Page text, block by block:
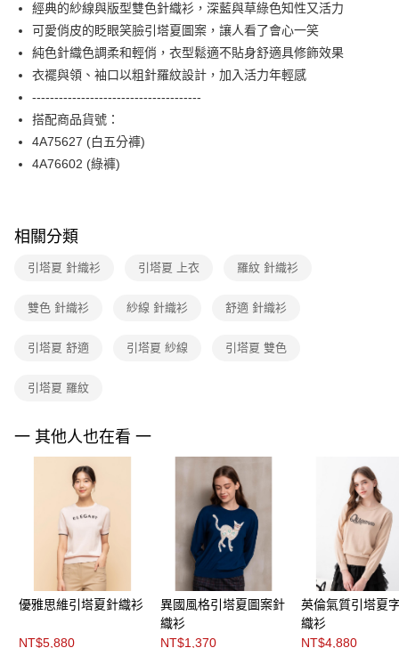
上海商業儲蓄銀行
台北富邦商業銀行
國泰世華商業銀行
兆豐國際商業銀行
臺灣中小企業銀行
台中商業銀行
匯豐（台灣）商業銀行
華泰商業銀行
聯邦商業銀行
遠東國際商業銀行
玉山商業銀行
台新國際商業銀行
台灣樂天信用卡公司
LINE Pay
Apple Pay
街口支付
【關於「AFTEE先享後付」】
AFTEE先享後付是「在收到商品之後才付款」的支付方式。 讓您購物簡單
３．安心：先確認商品／服務後，再付款。
【「AFTEE先享後付」結帳流程】
２．訂單成立數日內，您將收到繳費通知簡訊。
ATM／網路銀行／等多元方式進行付款，方視為交易完成。
後付繳納相關費用。
客戶支援中心」https://netprotections.freshdesk.com/support/home
【注意事項】
１．透過由恩沛科技股份有限公司提供之「AFTEE先享後付」服務完成之交
易，需依本服務之必要範圍內提供個人資料，並將交易相關給付款項請求債
權轉讓予恩沛科技股份有限公司。
２．關於個人資料處理事宜，請瀏覽以下網址：
https://aftee.tw/terms/#terms3
３．未成年的使用者請事先徵得法定代理人或監護人之同意方可使用
「AFTEE先享後付」，若未經同意申辦者引起之損失，本公司不負相關責
任。
４．使用「AFTEE先享後付」時，將依據個別帳號之用戶狀況，依本公司即
時審查核予不同之上限額度；若仍有額度不足之情形，本公司將視審查結果
ATM付款
全家取貨付款
每筆NT$90，滿NT$3,600(含以上)免運費
7-11取貨付款
每筆NT$90，滿NT$3,600(含以上)免運費
每筆NT$90，滿NT$3,600(含以上)免運費
離島宅配 (蘭嶼恕不配送)
每筆NT$200，滿NT$8,000(含以上)免運費
付款後門市自取
免運費
經典的紗線與版型雙色針織衫，深藍與草綠色知性又活力
可愛俏皮的眨眼笑臉引塔夏圖案，讓人看了會心一笑
純色針織色調柔和輕俏，衣型鬆適不貼身舒適具修飾效果
衣襬與領、袖口以粗針羅紋設計，加入活力年輕感
--------------------------------------
搭配商品貨號：
4A75627 (白五分褲)
4A76602 (綠褲)
相關分類
引塔夏 針織衫 引塔夏 上衣 羅紋 針織衫
雙色 針織衫 紗線 針織衫 舒適 針織衫
引塔夏 舒適 引塔夏 紗線 引塔夏 雙色
引塔夏 羅紋
一 其他人也在看 一
優雅思維引塔夏針織衫
NT$5,880
異國風格引塔夏圖案針
織衫
NT$1,370
英倫氣質引塔夏
織衫
NT$4,880